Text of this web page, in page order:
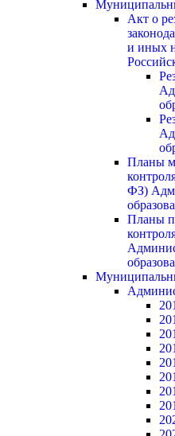
Акт о
и иных
Планы
ФЗ)
Планы